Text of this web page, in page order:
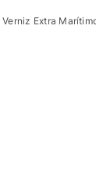
Verniz Extra